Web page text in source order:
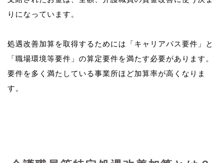
りになっています。
処遇改善加算を取得するためには「キャリアパス要件」と
「職場環境等要件」の算定要件を満たす必要があります。
要件を多く満たしている事業所ほど加算率が高くなりま
す。